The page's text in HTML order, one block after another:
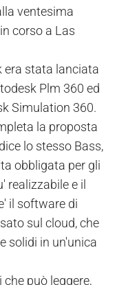
ventesima
corso a Las
era stata lanciata
Plm 360 ed
Simulation 360.
la proposta
lo stesso Bass,
obbligata per gli
realizzabile e il
il software di
sul cloud, che
solidi in un'unica
può leggere,